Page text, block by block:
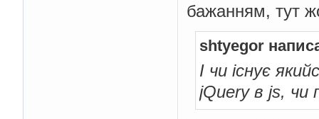
бажанням, тут
shtyegor
І чи існує
jQuery в js, чи